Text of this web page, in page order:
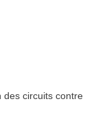
circuits